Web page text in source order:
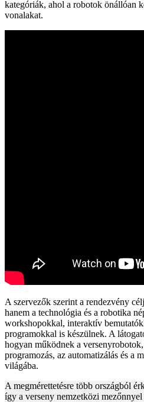
kategóriák, ahol a robotok önállóan
vonalakat.
A szervezők szerint a rendezvény
hanem a technológia és a robotika
workshopokkal, interaktív
programokkal is készülnek. A
hogyan működnek a
programozás, az automatizálás és a
világába.
A megmérettetésre több országból
így a verseny nemzetközi